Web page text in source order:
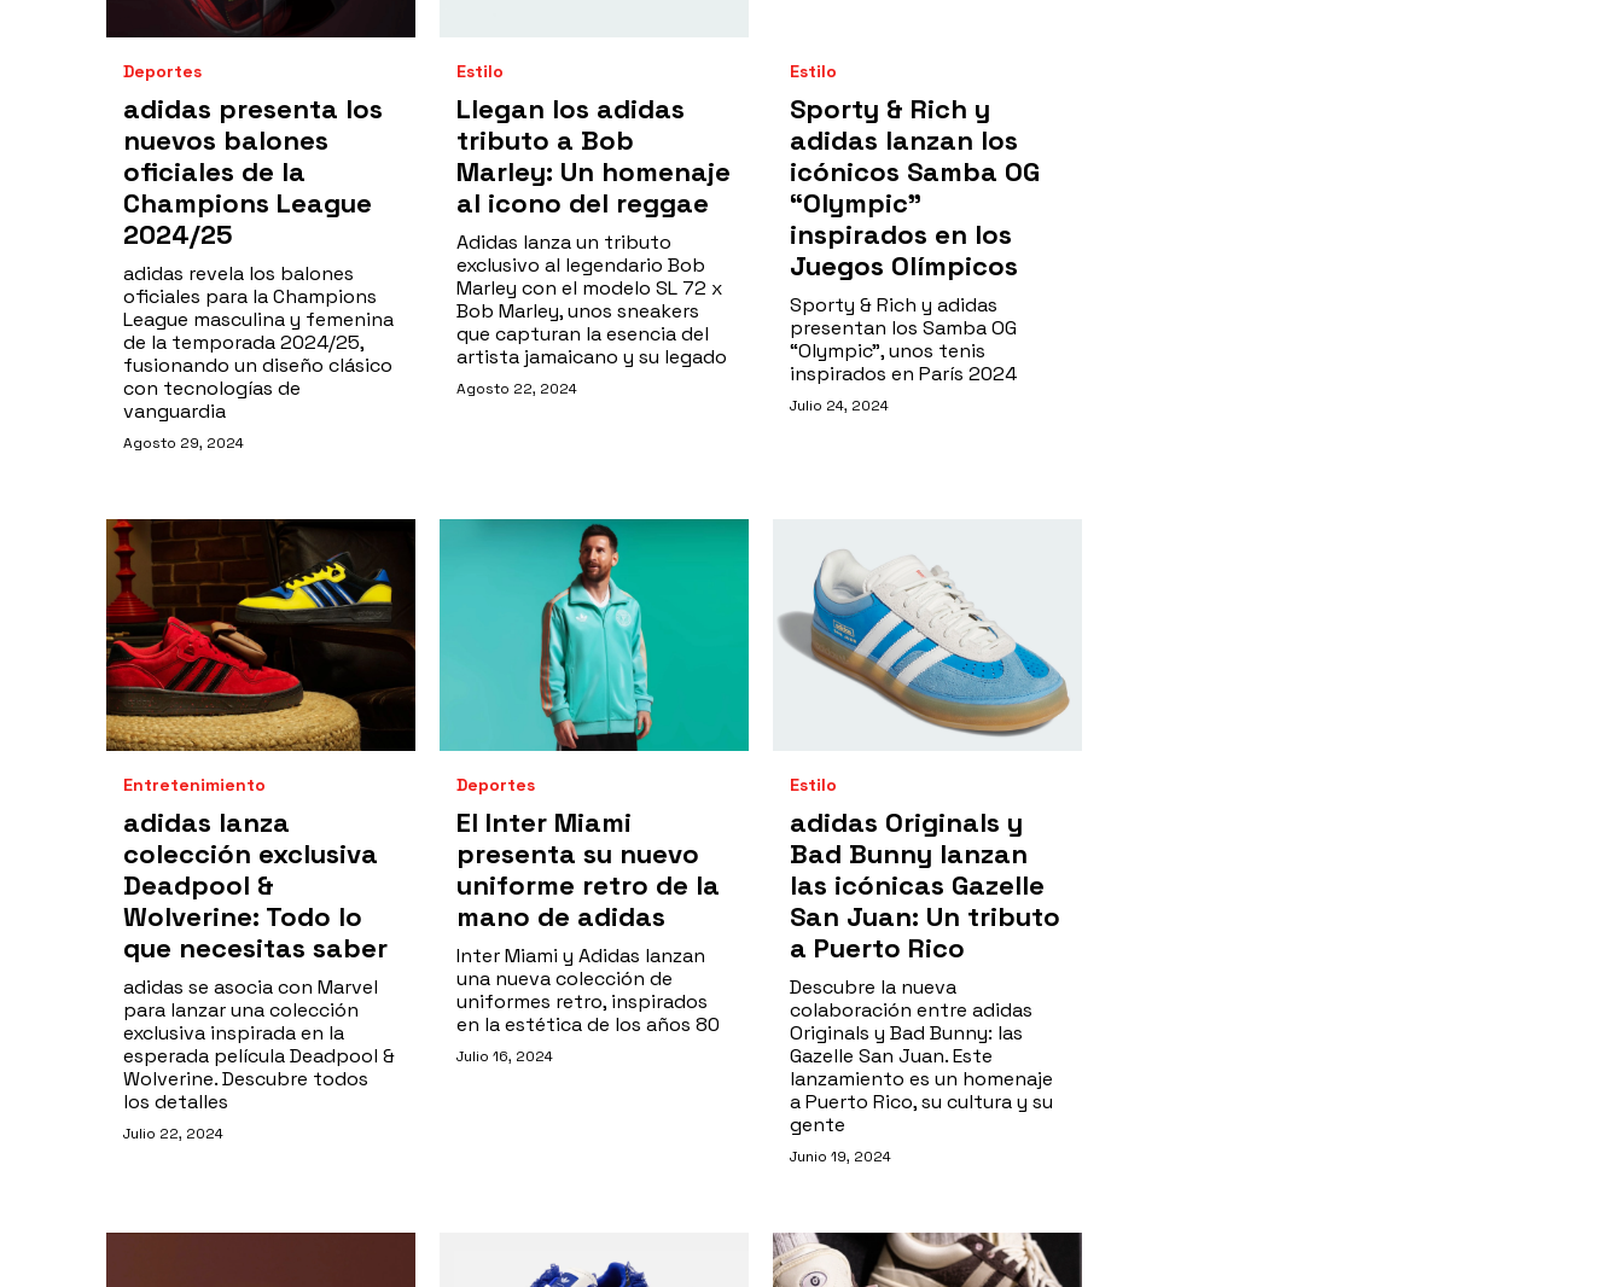
Deportes
adidas presenta los
nuevos balones
oficiales de la
Champions League
2024/25
adidas revela los balones
oficiales para la Champions
League masculina y femenina
de la temporada 2024/25,
fusionando un diseño clásico
con tecnologías de
vanguardia
Agosto 29, 2024
Estilo
Llegan los adidas
tributo a Bob
Marley: Un homenaje
al icono del reggae
Adidas lanza un tributo
exclusivo al legendario Bob
Marley con el modelo SL 72 x
Bob Marley, unos sneakers
que capturan la esencia del
artista jamaicano y su legado
Agosto 22, 2024
Estilo
Sporty & Rich y
adidas lanzan los
icónicos Samba OG
“Olympic”
inspirados en los
Juegos Olímpicos
Sporty & Rich y adidas
presentan los Samba OG
“Olympic”, unos tenis
inspirados en París 2024
Julio 24, 2024
Entretenimiento
adidas lanza
colección exclusiva
Deadpool &
Wolverine: Todo lo
que necesitas saber
adidas se asocia con Marvel
para lanzar una colección
exclusiva inspirada en la
esperada película Deadpool &
Wolverine. Descubre todos
los detalles
Julio 22, 2024
Deportes
El Inter Miami
presenta su nuevo
uniforme retro de la
mano de adidas
Inter Miami y Adidas lanzan
una nueva colección de
uniformes retro, inspirados
en la estética de los años 80
Julio 16, 2024
Estilo
adidas Originals y
Bad Bunny lanzan
las icónicas Gazelle
San Juan: Un tributo
a Puerto Rico
Descubre la nueva
colaboración entre adidas
Originals y Bad Bunny: las
Gazelle San Juan. Este
lanzamiento es un homenaje
a Puerto Rico, su cultura y su
gente
Junio 19, 2024